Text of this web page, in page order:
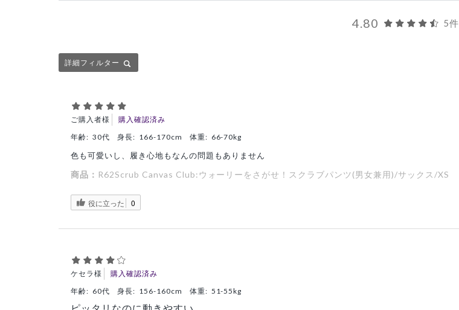
4.80 5件
詳細フィルター
ご購入者様 購入確認済み
年齢: 30代 身長: 166-170cm 体重: 66-70kg
色も可愛いし、履き心地もなんの問題もありません
商品： R62Scrub Canvas Club:ウォーリーをさがせ！スクラブパンツ(男女兼用)/サックス/XS
役に立った 0
ケセラ様 購入確認済み
年齢: 60代 身長: 156-160cm 体重: 51-55kg